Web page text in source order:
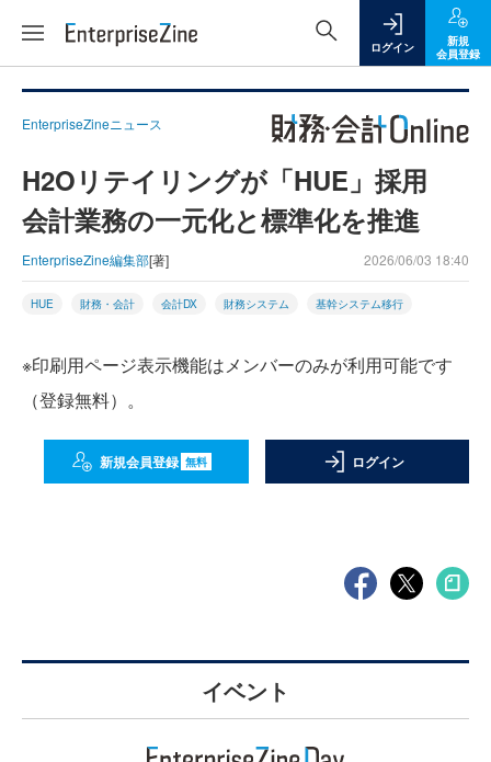
ログイン
新規
会員登録
EnterpriseZineニュース
H2Oリテイリングが「HUE」採用
会計業務の一元化と標準化を推進
EnterpriseZine編集部[著] 2026/06/03 18:40
HUE 財務・会計 会計DX 財務システム 基幹システム移行
※印刷用ページ表示機能はメンバーのみが利用可能です
（登録無料）。
新規会員登録 無料 ログイン
イベント